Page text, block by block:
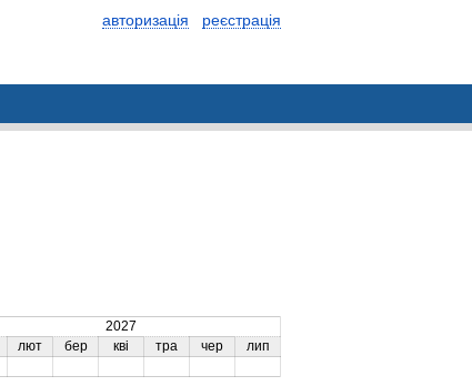
авторизація реєстрація
2027
лют бер кві тра чер
лип